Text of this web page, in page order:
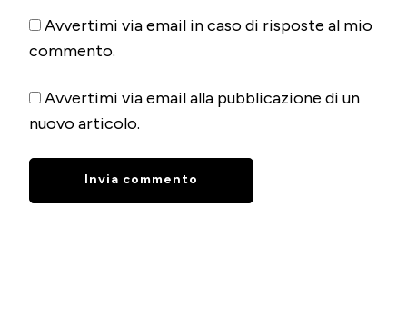
Avvertimi via email in caso di risposte al mio
commento.
Avvertimi via email alla pubblicazione di un
nuovo articolo.